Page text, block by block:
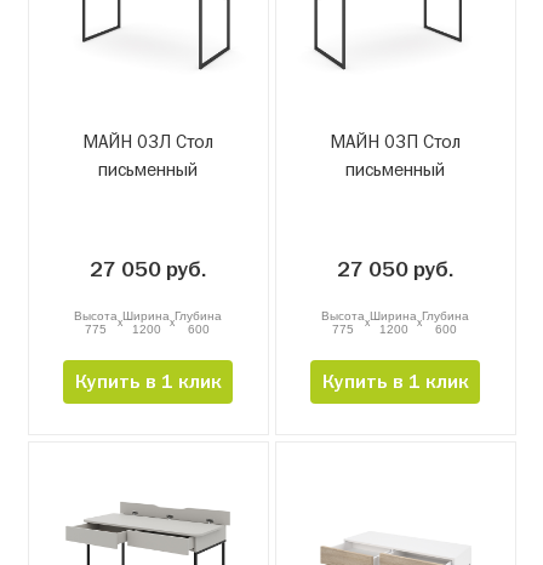
МАЙН 03Л Стол
письменный
27 050 руб.
Высота
775
xШирина
1200
xГлубина
600
Купить в 1 клик
МАЙН 03П Стол
письменный
27 050 руб.
Высота
775
xШирина
1200
xГлубина
600
Купить в 1 клик